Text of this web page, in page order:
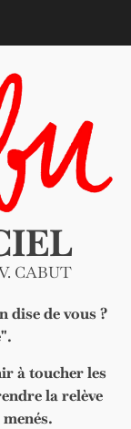
CABUT
dise de vous ?
à toucher les
la relève